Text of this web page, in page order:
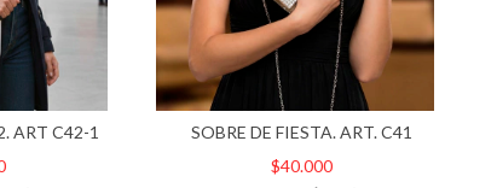
ART C42-1
SOBRE DE FIESTA. ART. C41
$40.000